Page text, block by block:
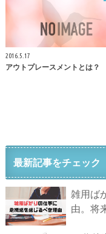
2016.5.17
アウトプレースメントとは？
最新記事をチェック
雑用ば
由。将